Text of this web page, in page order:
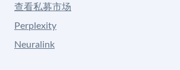
查看私募市场
Perplexity
Neuralink